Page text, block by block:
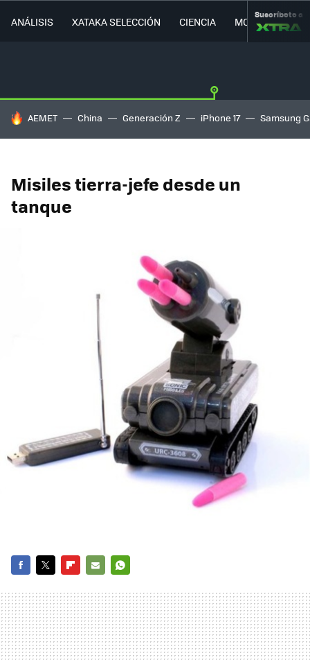
ANÁLISIS XATAKA SELECCIÓN CIENCIA MOVILIDAD
Suscríbete a
HOY SE HABLA DE
AEMET China Generación Z iPhone 17 Samsung
Misiles tierra-jefe desde un
tanque
MAIL